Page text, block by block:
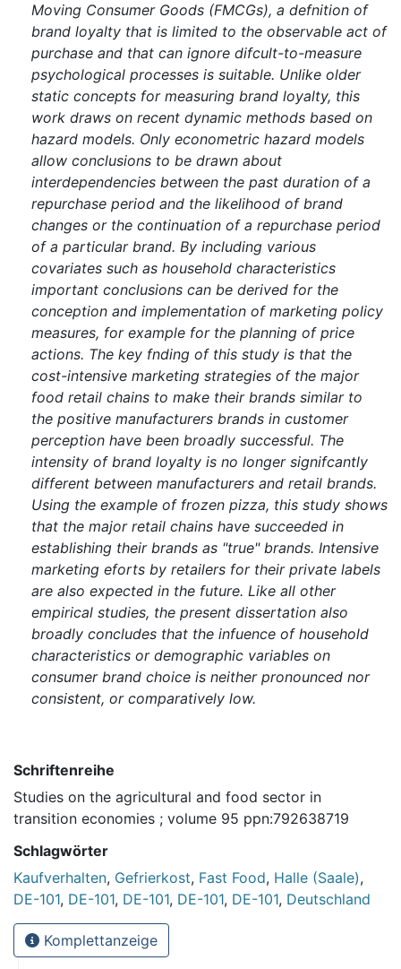
Moving Consumer Goods (FMCGs), a defnition of
brand loyalty that is limited to the observable act of
purchase and that can ignore difcult-to-measure
psychological processes is suitable. Unlike older
static concepts for measuring brand loyalty, this
work draws on recent dynamic methods based on
hazard models. Only econometric hazard models
allow conclusions to be drawn about
interdependencies between the past duration of a
repurchase period and the likelihood of brand
changes or the continuation of a repurchase period
of a particular brand. By including various
covariates such as household characteristics
important conclusions can be derived for the
conception and implementation of marketing policy
measures, for example for the planning of price
actions. The key fnding of this study is that the
cost-intensive marketing strategies of the major
food retail chains to make their brands similar to
the positive manufacturers brands in customer
perception have been broadly successful. The
intensity of brand loyalty is no longer signifcantly
different between manufacturers and retail brands.
Using the example of frozen pizza, this study shows
that the major retail chains have succeeded in
establishing their brands as "true" brands. Intensive
marketing eforts by retailers for their private labels
are also expected in the future. Like all other
empirical studies, the present dissertation also
broadly concludes that the infuence of household
characteristics or demographic variables on
consumer brand choice is neither pronounced nor
consistent, or comparatively low.
Schriftenreihe
Studies on the agricultural and food sector in
transition economies ; volume 95 ppn:792638719
Schlagwörter
Kaufverhalten, Gefrierkost, Fast Food, Halle (Saale),
DE-101, DE-101, DE-101, DE-101, DE-101, Deutschland
Komplettanzeige